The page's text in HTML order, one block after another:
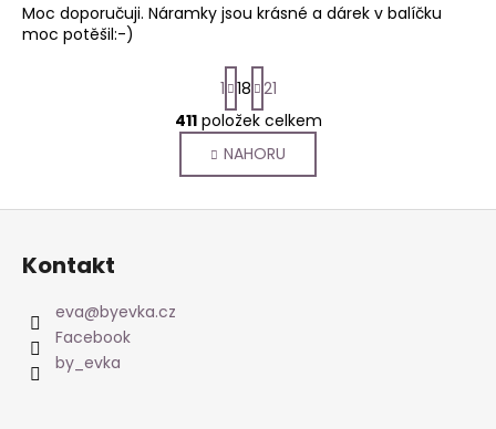
Moc doporučuji. Náramky jsou krásné a dárek v balíčku
moc potěšil:-)
O
v
l
á
S
t
r
á
n
k
1 18 21
411položek celkem
NAHORU
Z
Kontakt
eva@byevka.cz
Facebook
by_evka